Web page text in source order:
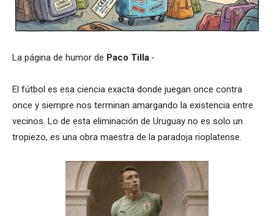
La página de humor de Paco Tilla.-
El fútbol es esa ciencia exacta donde juegan once contra
once y siempre nos terminan amargando la existencia entre
vecinos. Lo de esta eliminación de Uruguay no es solo un
tropiezo, es una obra maestra de la paradoja rioplatense.